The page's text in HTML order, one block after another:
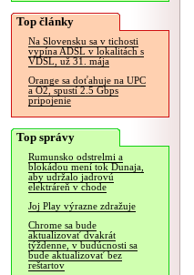
Top články
Na Slovensku sa v tichosti
vypína ADSL v lokalitách s
VDSL, už 31. mája
Orange sa doťahuje na UPC
a O2, spustí 2.5 Gbps
pripojenie
Top správy
Rumunsko odstrelmi a
blokádou mení tok Dunaja,
aby udržalo jadrovú
elektráreň v chode
Joj Play výrazne zdražuje
Chrome sa bude
aktualizovať dvakrát
týždenne, v budúcnosti sa
bude aktualizovať bez
reštartov